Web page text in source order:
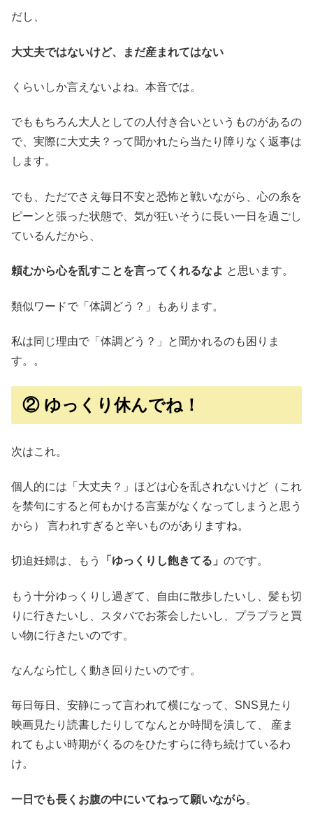
だし、
大丈夫ではないけど、まだ産まれてはない
くらいしか言えないよね。本音では。
でももちろん大人としての人付き合いというものがあるの
で、実際に大丈夫？って聞かれたら当たり障りなく返事は
します。
でも、ただでさえ毎日不安と恐怖と戦いながら、心の糸を
ピーンと張った状態で、気が狂いそうに長い一日を過ごし
ているんだから、
頼むから心を乱すことを言ってくれるなよ と思います。
類似ワードで「体調どう？」もあります。
私は同じ理由で「体調どう？」と聞かれるのも困りま
す。。
② ゆっくり休んでね！
次はこれ。
個人的には「大丈夫？」ほどは心を乱されないけど（これ
を禁句にすると何もかける言葉がなくなってしまうと思う
から） 言われすぎると辛いものがありますね。
切迫妊婦は、もう 「ゆっくりし飽きてる」 のです。
もう十分ゆっくりし過ぎて、自由に散歩したいし、髪も切
りに行きたいし、スタバでお茶会したいし、プラプラと買
い物に行きたいのです。
なんなら忙しく動き回りたいのです。
毎日毎日、安静にって言われて横になって、SNS見たり
映画見たり読書したりしてなんとか時間を潰して、 産ま
れてもよい時期がくるのをひたすらに待ち続けているわ
け。
一日でも長くお腹の中にいてねって願いながら 。